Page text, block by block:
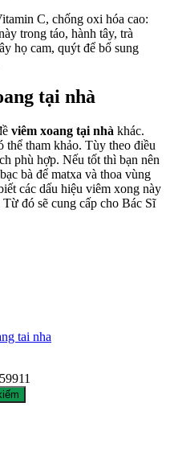
C, chống oxi hóa cao:
trong táo, hành tây, trà
họ cam, quýt để bổ sung
tại nhà
viêm xoang tại nhà khác.
thể tham khảo. Tùy theo điều
phù hợp. Nếu tốt thì bạn nên
bà để matxa và thoa vùng
các dấu hiệu viêm xong này
đó sẽ cung cấp cho Bác Sĩ
tai nha